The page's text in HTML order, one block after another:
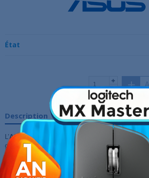
État
Description
L’ASUS ROG STRIX B360-G GAMING
est une
génération prête à accueillir les processeurs Intel
génération ( Intel Coffee Lake ). Basée sur le chipset
elle va assurer des performances optimales pour
pointe avec un processeur puissant. Elle prend en